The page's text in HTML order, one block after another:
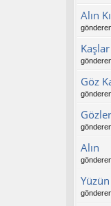
Alın
Kaşlar
Göz
Gözler
Alın
Yüzün